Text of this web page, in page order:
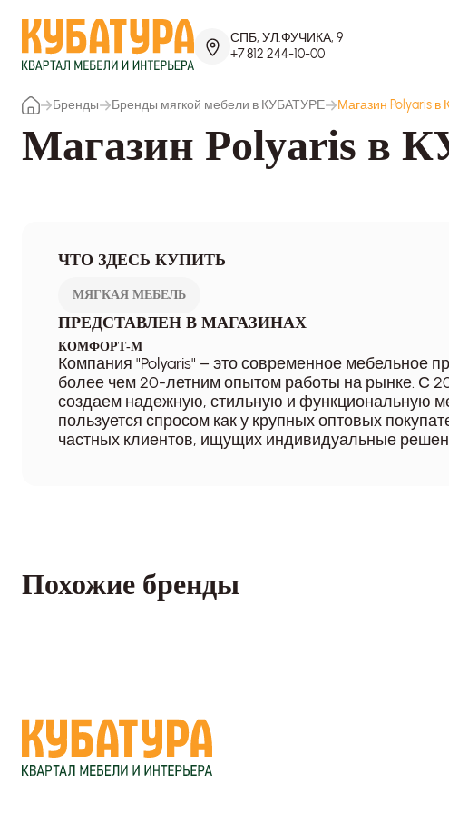
СПБ, УЛ.ФУЧИКА, 9
+7 812 244-10-00
Бренды Бренды мягкой мебели в КУБАТУРЕ Магазин Polyaris
Магазин Polyaris в
ЧТО ЗДЕСЬ КУПИТЬ
МЯГКАЯ МЕБЕЛЬ
ПРЕДСТАВЛЕН В МАГАЗИНАХ
КОМФОРТ-М
Компания "Polyaris" – это современное мебельное
более чем 20-летним опытом работы на рынке. С
создаем надежную, стильную и функциональную
пользуется спросом как у крупных оптовых
частных клиентов, ищущих индивидуальные
Похожие бренды